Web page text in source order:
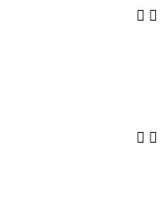
 
 